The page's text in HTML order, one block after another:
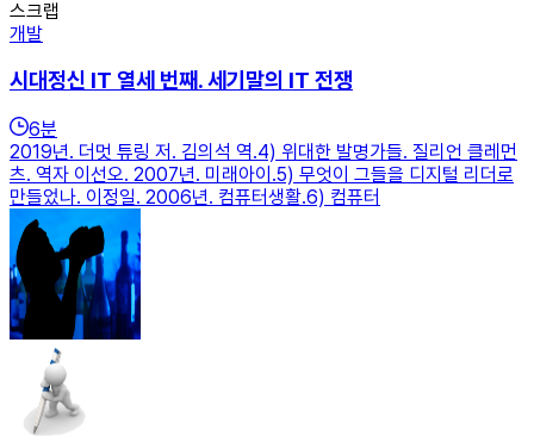
스크랩
개발
시대정신 IT 열세 번째. 세기말의 IT 전쟁
6분
2019년. 더멋 튜링 저. 김의석 역.4) 위대한 발명가들. 질리언 클레먼
츠. 역자 이선오. 2007년. 미래아이.5) 무엇이 그들을 디지털 리더로
만들었나. 이정일. 2006년. 컴퓨터생활.6) 컴퓨터